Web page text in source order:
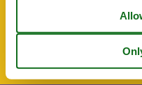
Underground car park